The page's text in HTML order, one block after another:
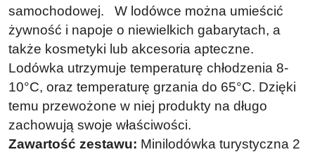
samochodowej.
W lodówce można umieścić
żywność i napoje o niewielkich gabarytach, a
także kosmetyki lub akcesoria apteczne.
Lodówka utrzymuje temperaturę chłodzenia 8-
10°C, oraz temperaturę grzania do 65°C. Dzięki
temu przewożone w niej produkty na długo
zachowują swoje właściwości.
Zawartość zestawu: Minilodówka turystyczna 2